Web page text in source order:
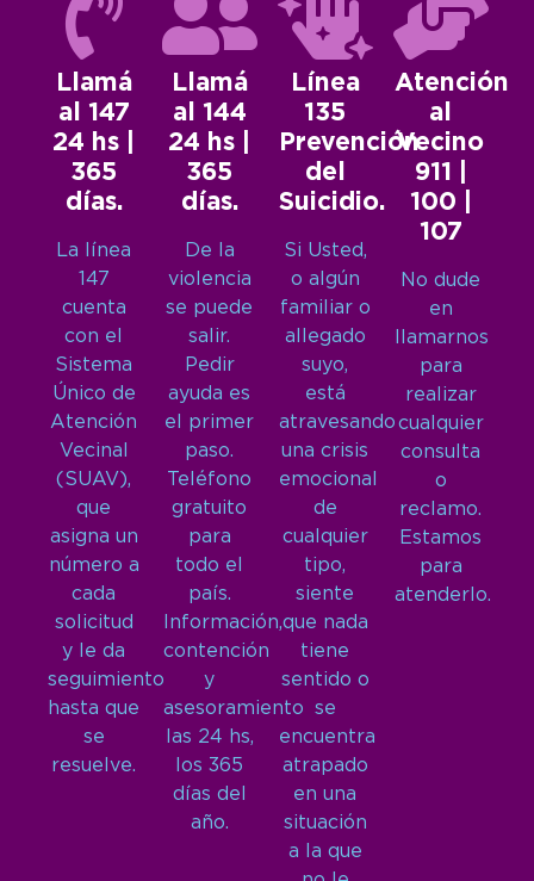
Llamá
al 147
24 hs |
365
días.
La línea
147
cuenta
con el
Sistema
Único de
Atención
Vecinal
(SUAV),
que
asigna un
número a
cada
solicitud
y le da
seguimiento
hasta que
se
resuelve.
Llamá
al 144
24 hs |
365
días.
De la
violencia
se puede
salir.
Pedir
ayuda es
el primer
paso.
Teléfono
gratuito
para
todo el
país.
Información,
contención
y
asesoramiento
las 24 hs,
los 365
días del
año.
Línea
135
Prevención
del
Suicidio.
Si Usted,
o algún
familiar o
allegado
suyo,
está
atravesando
una crisis
emocional
de
cualquier
tipo,
siente
que nada
tiene
sentido o
se
encuentra
atrapado
en una
situación
a la que
Atención
al
Vecino
911 |
100 |
107
No dude
en
llamarnos
para
realizar
cualquier
consulta
o
reclamo.
Estamos
para
atenderlo.